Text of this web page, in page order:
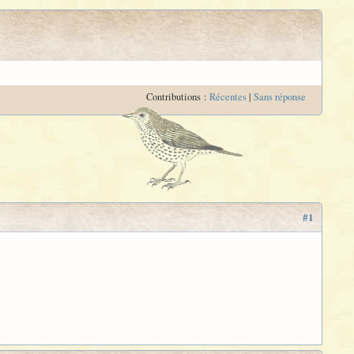
Contributions : Récentes| Sans réponse
#1